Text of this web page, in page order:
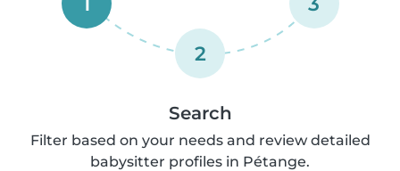
2
Search
Filter based on your needs and review detailed
babysitter profiles in Pétange.